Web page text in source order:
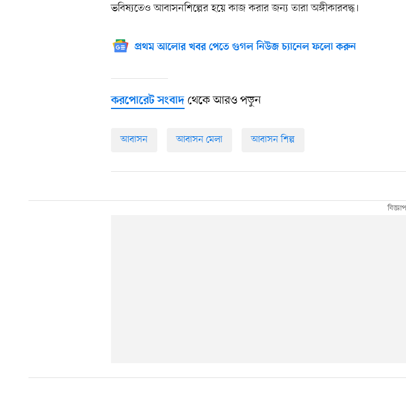
ভবিষ্যতেও আবাসনশিল্পের হয়ে কাজ করার জন্য তারা অঙ্গীকারবদ্ধ।
প্রথম আলোর খবর পেতে গুগল নিউজ চ্যানেল ফলো করুন
করপোরেট সংবাদ থেকে আরও পড়ুন
আবাসন আবাসন মেলা আবাসন শিল্প